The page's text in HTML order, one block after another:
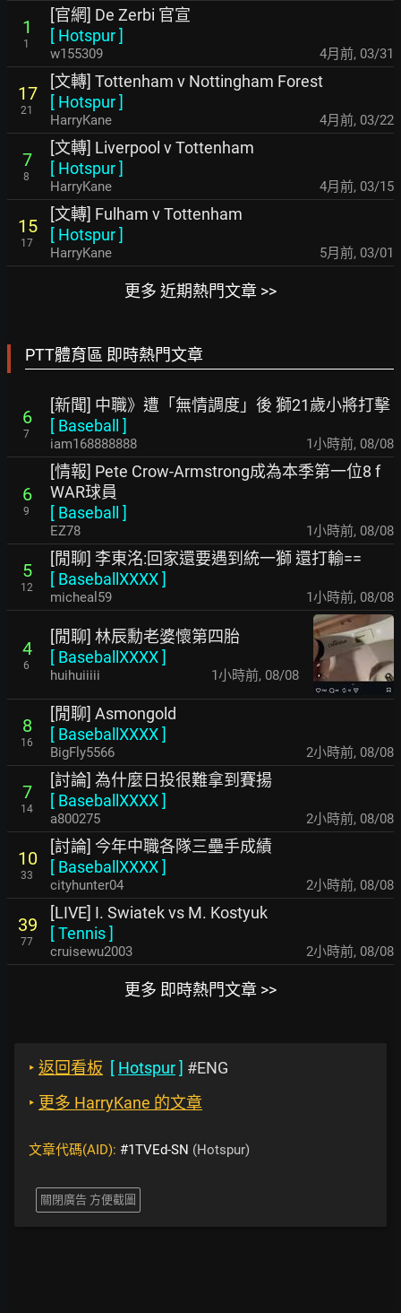
1
1
[官網] De Zerbi 官宣
[ Hotspur]
w155309 4月前, 03/31
17
21
[文轉] Tottenham v Nottingham Forest
[ Hotspur]
HarryKane 4月前, 03/22
7
8
[文轉] Liverpool v Tottenham
[ Hotspur]
HarryKane 4月前, 03/15
15
17
[文轉] Fulham v Tottenham
[ Hotspur]
HarryKane 5月前, 03/01
更多 近期熱門文章 >>
PTT體育區 即時熱門文章
6
7
[新聞] 中職》遭「無情調度」後 獅21歲小將打擊
[ Baseball ]
iam168888888 1小時前, 08/08
6
9
[情報] Pete Crow-Armstrong成為本季第一位8 f
WAR球員
[ Baseball ]
EZ78 1小時前, 08/08
5
12
[閒聊] 李東洺:回家還要遇到統一獅 還打輸==
[ BaseballXXXX]
micheal59 1小時前, 08/08
4
6
[閒聊] 林辰勳老婆懷第四胎
[ BaseballXXXX]
huihuiiiii 1小時前, 08/08
8
16
[閒聊] Asmongold
[ BaseballXXXX]
BigFly5566 2小時前, 08/08
7
14
[討論] 為什麼日投很難拿到賽揚
[ BaseballXXXX]
a800275 2小時前, 08/08
10
33
[討論] 今年中職各隊三壘手成績
[ BaseballXXXX]
cityhunter04 2小時前, 08/08
39
77
[LIVE] I. Swiatek vs M. Kostyuk
[Tennis]
cruisewu2003 2小時前, 08/08
更多 即時熱門文章 >>
‣ 返回看板 [ Hotspur] #ENG
‣ 更多 HarryKane 的文章
文章代碼(AID): #1TVEd-SN (Hotspur)
關閉廣告 方便截圖